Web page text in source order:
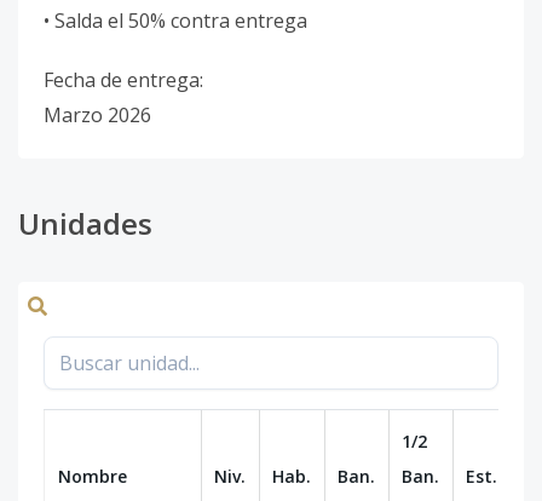
• Salda el 50% contra entrega
Fecha de entrega:
Marzo 2026
Unidades
Nombre Niv. Hab. Ban.
1/2
Ban.
Est.